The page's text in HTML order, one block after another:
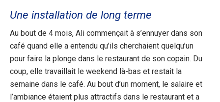
Une installation de long terme
Au bout de 4 mois, Ali commençait à s’ennuyer dans son
café quand elle a entendu qu’ils cherchaient quelqu’un
pour faire la plonge dans le restaurant de son copain. Du
coup, elle travaillait le weekend là-bas et restait la
semaine dans le café. Au bout d’un moment, le salaire et
l’ambiance étaient plus attractifs dans le restaurant et a